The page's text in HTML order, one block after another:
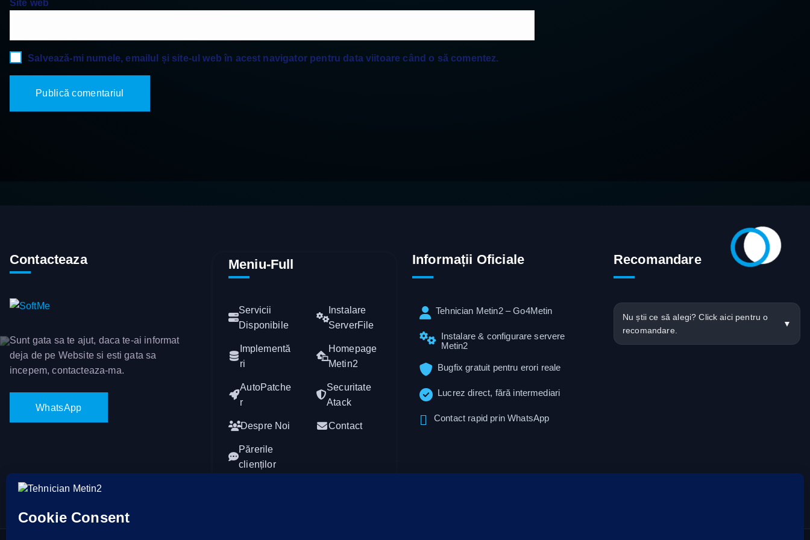
Site web
Salvează-mi numele, emailul și site-ul web în acest navigator pentru data viitoare când o să comentez.
Contacteaza
Sunt gata sa te ajut, daca te-ai informat
deja de pe Website si esti gata sa
incepem, contacteaza-ma.
WhatsApp
Meniu-Full
Servicii
Disponibile
Instalare
ServerFile
Implementă
ri
Homepage
Metin2
AutoPatche
r
Securitate
Atack
Despre Noi Contact
Părerile
clienților
Informații Oficiale
Tehnician Metin2 – Go4Metin
Instalare & configurare servere
Metin2
Bugfix gratuit pentru erori reale
Lucrez direct, fără intermediari
Contact rapid prin WhatsApp
Recomandare
Nu știi ce să alegi? Click aici pentru o
recomandare.
▼